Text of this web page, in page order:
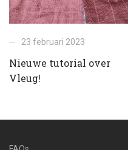
23 februari 2023
Nieuwe tutorial over
Vleug!